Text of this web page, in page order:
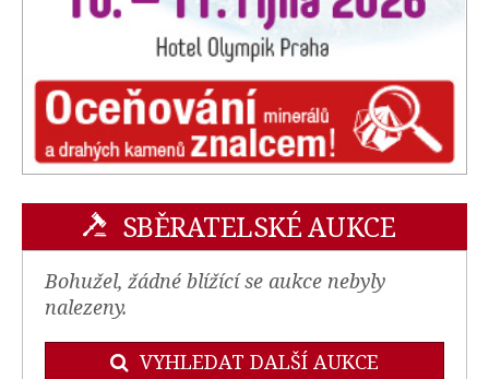
SBĚRATELSKÉ AUKCE
Bohužel, žádné blížící se aukce nebyly
nalezeny.
VYHLEDAT DALŠÍ AUKCE